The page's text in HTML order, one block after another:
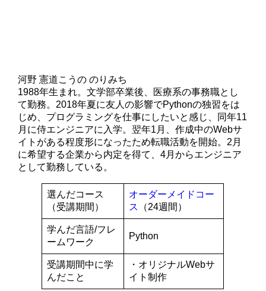
河野 憲道こうの のりみち
1988年生まれ。文学部卒業後、医療系の事務職とし
て勤務。2018年夏に友人の影響でPythonの独習をは
じめ、プログラミングを仕事にしたいと感じ、同年11
月に侍エンジニアに入学。翌年1月、作成中のWebサ
イトがある程度形になったため転職活動を開始。2月
に希望する企業から内定を得て、4月からエンジニア
として勤務している。
選んだコース
（受講期間）
オーダーメイドコー
ス
（24週間）
学んだ言語/フレ
ームワーク
Python
受講期間中に学
んだこと
・オリジナルWebサ
イト制作